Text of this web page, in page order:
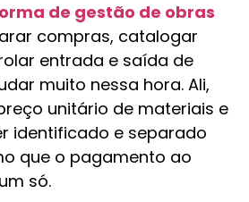
de gestão de obras
compras, catalogar
entrada e saída de
muito nessa hora. Ali,
unitário de materiais e
identificado e separado
que o pagamento ao
só.